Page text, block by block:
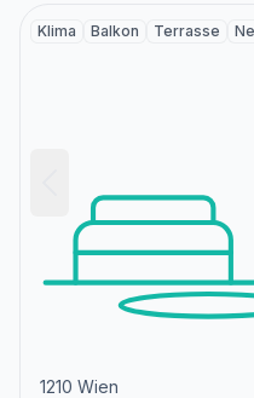
Klima Balkon Terrasse
1210 Wien